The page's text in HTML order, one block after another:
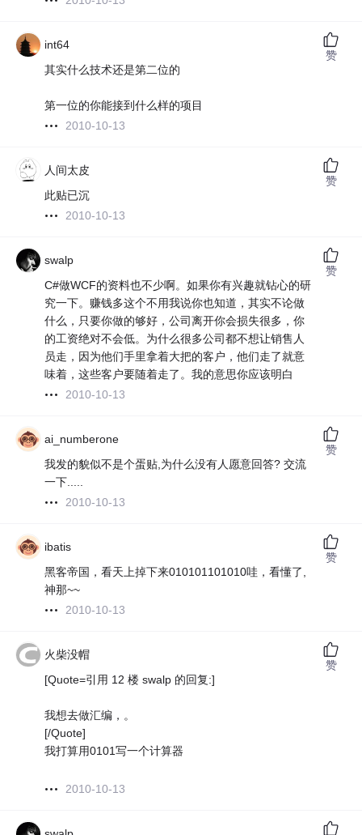
int64
其实什么技术还是第二位的
第一位的你能接到什么样的项目
2010-10-13
赞
人间太皮
此贴已沉
2010-10-13
赞
swalp
C#做WCF的资料也不少啊。如果你有兴趣就钻心的研
究一下。赚钱多这个不用我说你也知道，其实不论做
什么，只要你做的够好，公司离开你会损失很多，你
的工资绝对不会低。为什么很多公司都不想让销售人
员走，因为他们手里拿着大把的客户，他们走了就意
味着，这些客户要随着走了。我的意思你应该明白
2010-10-13
赞
ai_numberone
我发的貌似不是个蛋贴,为什么没有人愿意回答? 交流
一下.....
2010-10-13
赞
ibatis
黑客帝国，看天上掉下来010101101010哇，看懂了,
神那~~
2010-10-13
赞
火柴没帽
[Quote=引用 12 楼 swalp 的回复:]
我想去做汇编，。
[/Quote]
我打算用0101写一个计算器
2010-10-13
赞